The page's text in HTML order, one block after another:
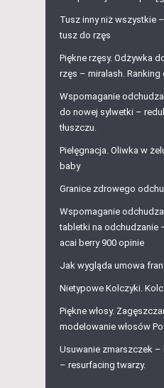
Tusz inny niż wszystkie
tusz do rzęs
Piękne rzęsy. Odżywka
rzęs – miralash.
Wspomaganie
do nowej sylwetki –
tłuszczu.
Pielęgnacja. Oliwka w
baby
Granice zdrowego
Wspomaganie
tabletki na odchudzanie
acai berry 900 opinie
Jak wygląda umowa
Nietypowe Kolczyki.
Piękne włosy.
modelowanie włosów
Usuwanie zmarszczek
– resurfacing twarzy.